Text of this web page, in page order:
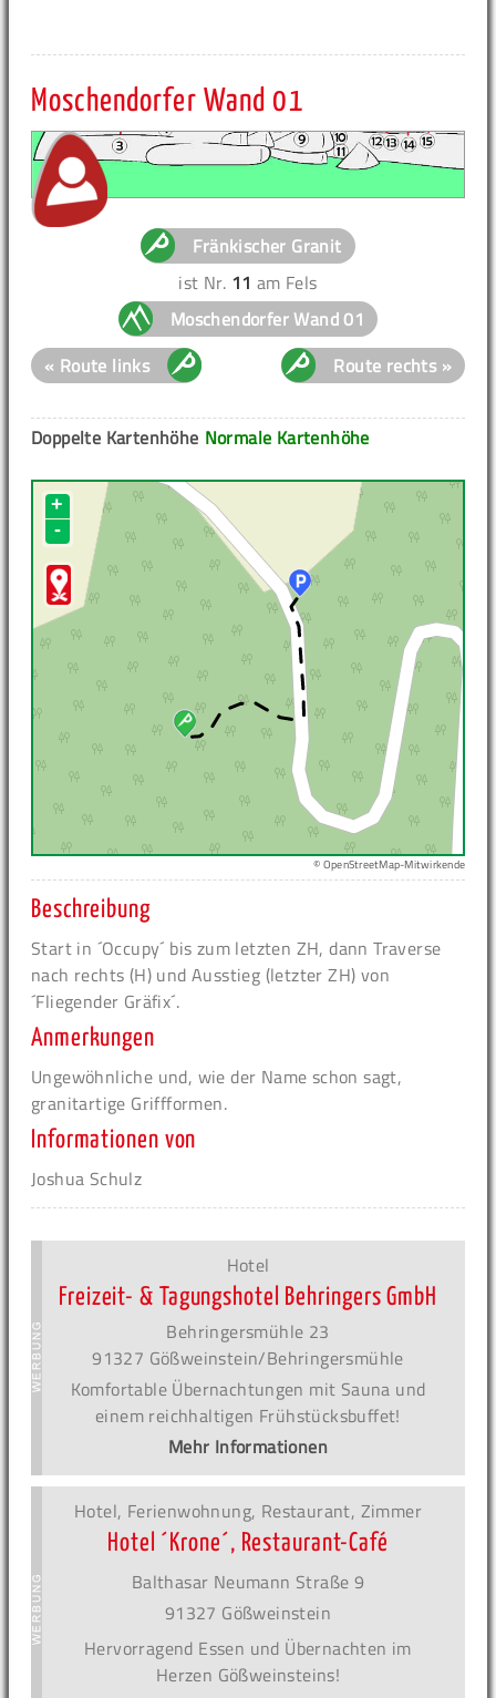
Moschendorfer Wand 01
Fränkischer Granit
ist Nr. 11 am Fels
Moschendorfer Wand 01
« Route links
Route rechts »
Normale Kartenhöhe
Doppelte Kartenhöhe
+
-
© OpenStreetMap-Mitwirkende
Beschreibung
Start in ´Occupy´ bis zum letzten ZH, dann Traverse
nach rechts (H) und Ausstieg (letzter ZH) von
´Fliegender Gräfix´.
Anmerkungen
Ungewöhnliche und, wie der Name schon sagt,
granitartige Griffformen.
Informationen von
Joshua Schulz
Hotel
Freizeit- & Tagungshotel Behringers GmbH
Behringersmühle 23
91327 Gößweinstein/Behringersmühle
Komfortable Übernachtungen mit Sauna und
einem reichhaltigen Frühstücksbuffet!
Mehr Informationen
Hotel, Ferienwohnung, Restaurant, Zimmer
Hotel ´Krone´, Restaurant-Café
Balthasar Neumann Straße 9
91327 Gößweinstein
Hervorragend Essen und Übernachten im
Herzen Gößweinsteins!